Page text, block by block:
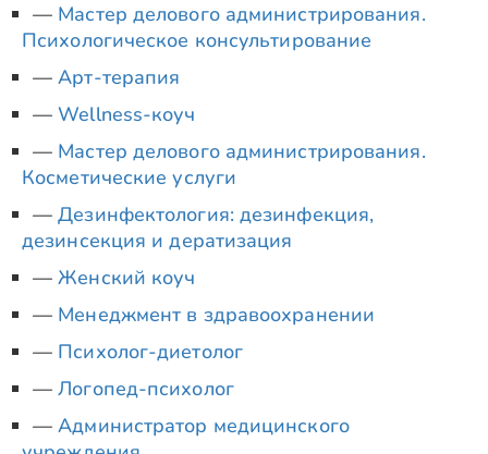
Мастер делового администрирования.
Психологическое консультирование
Арт-терапия
Wellness-коуч
Мастер делового администрирования.
Косметические услуги
Дезинфектология: дезинфекция,
дезинсекция и дератизация
Женский коуч
Менеджмент в здравоохранении
Психолог-диетолог
Логопед-психолог
Администратор медицинского